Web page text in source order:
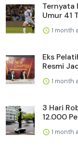
Ternyata
Umur 41
1 month
Eks
Resmi
1 month
3 Hari
12.000
1 month